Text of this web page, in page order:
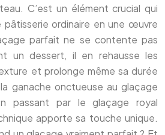
C’est un élément crucial qui
ordinaire en une œuvre
parfait ne se contente pas
un dessert, il en rehausse les
et prolonge même sa durée
ganache onctueuse au glaçage
passant par le glaçage royal
apporte sa touche unique.